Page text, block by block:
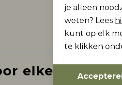
elke dag
je alleen
weten? Lees
kunt op elk
te klikken